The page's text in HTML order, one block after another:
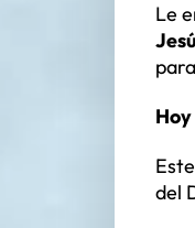
Le
del